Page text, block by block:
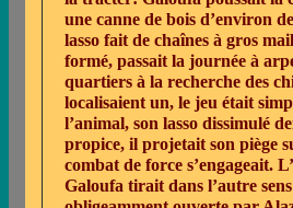
une canne de bois d’environ
lasso fait de chaînes à gros
formé, passait la journée à
quartiers à la recherche des
localisaient un, le jeu était
l’animal, son lasso dissimulé
propice, il projetait son piège
combat de force s’engageait.
Galoufa tirait dans l’autre